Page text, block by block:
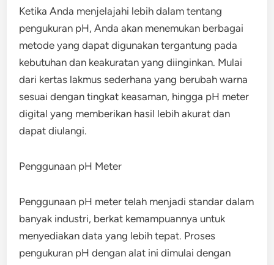
Ketika Anda menjelajahi lebih dalam tentang
pengukuran pH, Anda akan menemukan berbagai
metode yang dapat digunakan tergantung pada
kebutuhan dan keakuratan yang diinginkan. Mulai
dari kertas lakmus sederhana yang berubah warna
sesuai dengan tingkat keasaman, hingga pH meter
digital yang memberikan hasil lebih akurat dan
dapat diulangi.
Penggunaan pH Meter
Penggunaan pH meter telah menjadi standar dalam
banyak industri, berkat kemampuannya untuk
menyediakan data yang lebih tepat. Proses
pengukuran pH dengan alat ini dimulai dengan